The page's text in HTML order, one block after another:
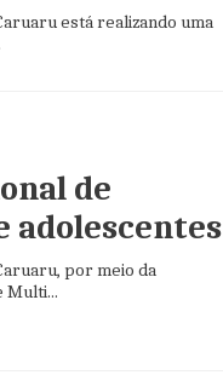
está realizando uma
de
adolescentes
por meio da
Multi...